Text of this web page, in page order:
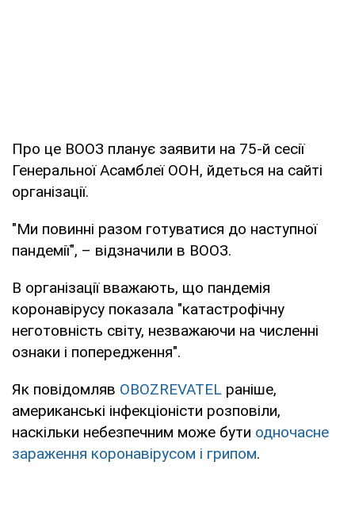
Про це ВООЗ планує заявити на 75-й сесії
Генеральної Асамблеї ООН, йдеться на сайті
організації.
"Ми повинні разом готуватися до наступної
пандемії", – відзначили в ВООЗ.
В організації вважають, що пандемія
коронавірусу показала "катастрофічну
неготовність світу, незважаючи на численні
ознаки і попередження".
Як повідомляв OBOZREVATEL раніше,
американські інфекціоністи розповіли,
наскільки небезпечним може бути одночасне
зараження коронавірусом і грипом.